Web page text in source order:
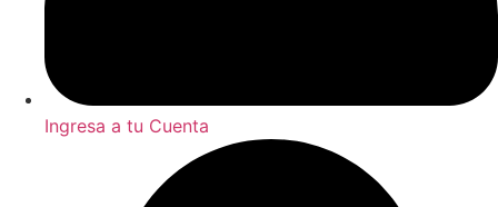
Ingresa a tu Cuenta